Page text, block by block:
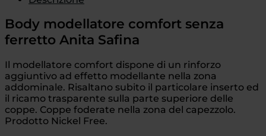
Body modellatore comfort senza
ferretto Anita Safina
Il modellatore comfort dispone di un rinforzo
aggiuntivo ad effetto modellante nella zona
addominale. Risaltano subito il particolare inserto ed
il ricamo trasparente sulla parte superiore delle
coppe. Coppe foderate nella zona del capezzolo.
Prodotto Nickel Free.